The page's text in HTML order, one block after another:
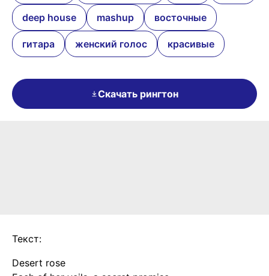
deep house mashup восточные
гитара женский голос красивые
Скачать рингтон
Текст:
Desert rose